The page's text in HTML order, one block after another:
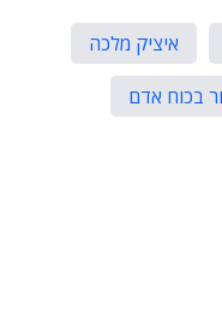
איציק מלכה
בכוח אדם